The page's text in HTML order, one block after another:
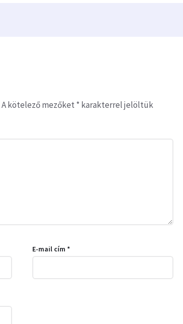
A kötelező mezőket * karakterrel jelöltük
E-mail cím *